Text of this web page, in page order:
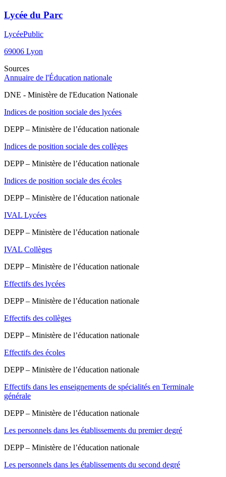
Lycée du Parc
LycéePublic
69006 Lyon
Sources
Annuaire de l'Éducation nationale
DNE - Ministère de l'Education Nationale
Indices de position sociale des lycées
DEPP – Ministère de l’éducation nationale
Indices de position sociale des collèges
DEPP – Ministère de l’éducation nationale
Indices de position sociale des écoles
DEPP – Ministère de l’éducation nationale
IVAL Lycées
DEPP – Ministère de l’éducation nationale
IVAL Collèges
DEPP – Ministère de l’éducation nationale
Effectifs des lycées
DEPP – Ministère de l’éducation nationale
Effectifs des collèges
DEPP – Ministère de l’éducation nationale
Effectifs des écoles
DEPP – Ministère de l’éducation nationale
Effectifs dans les enseignements de spécialités en Terminale
générale
DEPP – Ministère de l’éducation nationale
Les personnels dans les établissements du premier degré
DEPP – Ministère de l’éducation nationale
Les personnels dans les établissements du second degré